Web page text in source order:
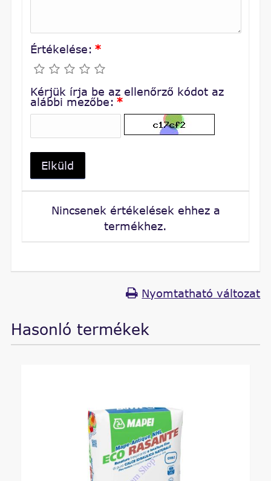
Értékelése: *
Kérjük írja be az ellenőrző kódot az
alábbi mezőbe: *
Elküld
Nincsenek értékelések ehhez a
termékhez.
Nyomtatható változat
Hasonló termékek